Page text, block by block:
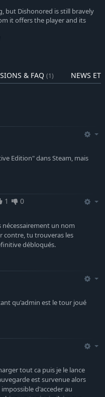
mondiaux en ligne.
d'extension Void
packs de contenu qui
des emplacements
et bien d'autres choses.
but Dishonored is still bravely
it offers the player and its
& FAQ (1) NEWS ET
Edition" dans Steam, mais
1 0
nécessairement un nom
contre, tu trouveras les
débloqués.
qu'admin est le tour joué
tout ca puis je le lance
est survenue alors
d'acceder au